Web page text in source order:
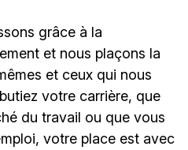
grâce à la
et nous plaçons la
et ceux qui nous
votre carrière, que
du travail ou que vous
votre place est avec